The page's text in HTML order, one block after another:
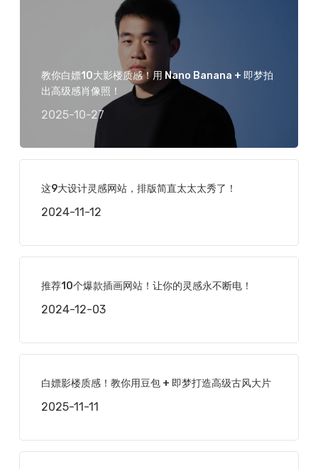
教你白嫖10大影楼质感！用 Nano Banana + 即梦拍
出高级感肖像照！
2025-10-27
这9大设计灵感网站，排版简直太太太秀了！
2024-11-12
推荐10个爆款插画网站！让你的灵感永不断电！
2024-12-03
白嫖影楼质感！教你用豆包 + 即梦打造高级古风大片
2025-11-11